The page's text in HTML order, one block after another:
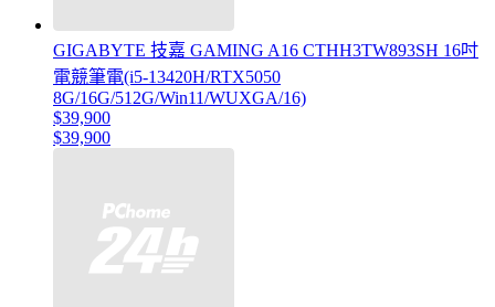
GIGABYTE 技嘉 GAMING A16 CTHH3TW893SH 16吋
電競筆電(i5-13420H/RTX5050
8G/16G/512G/Win11/WUXGA/16)
$39,900
$39,900